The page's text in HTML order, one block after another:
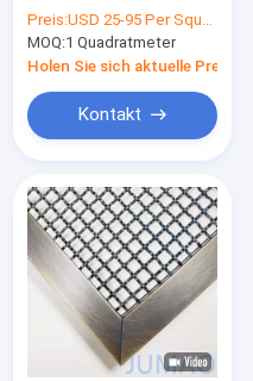
Dekorative Edelstahl
Preis:USD 25-95 Per Square Meter
MOQ:1 Quadratmeter
Holen Sie sich aktuelle Preis
Kontakt